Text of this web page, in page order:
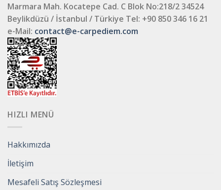
Marmara Mah. Kocatepe Cad. C Blok No:218/2 34524
Beylikdüzü / İstanbul / Türkiye Tel: +90 850 346 16 21
e-Mail: contact@e-carpediem.com
HIZLI MENÜ
Hakkımızda
İletişim
Mesafeli Satış Sözleşmesi